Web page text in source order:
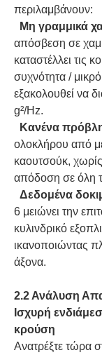
περιλαμβάνουν:
Μη γραμμικά
απόσβεση σε
καταστέλλει τις
συχνότητα /
εξακολουθεί να
g²/Hz.
Κανένα
ολοκλήρου από
καουτσούκ,
απόδοση σε όλη
Δεδομένα
6 μειώνει την
κυλινδρικό
ικανοποιώντας
άξονα.
2.2 Ανάλυση
Ισχυρή
κρούση
Ανατρέξτε τώρα